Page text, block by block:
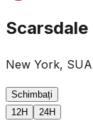
Scarsdale
New York, SUA
Schimbați
12H
24H